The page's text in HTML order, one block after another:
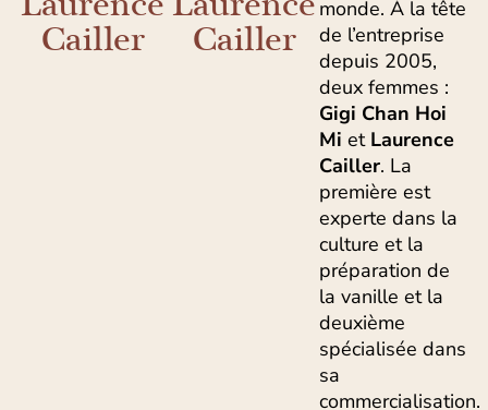
Cailler Cailler
monde. À la tête
de l’entreprise
depuis 2005,
deux femmes :
Gigi Chan Hoi
Mi et Laurence
Cailler. La
première est
experte dans la
culture et la
préparation de
la vanille et la
deuxième
spécialisée dans
sa
commercialisation.